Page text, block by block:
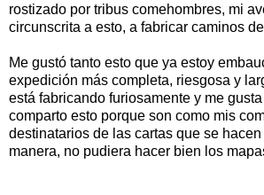
rostizado por tribus comehombres, mi
circunscrita a esto, a fabricar caminos
Me gustó tanto esto que ya estoy
expedición más completa, riesgosa y
está fabricando furiosamente y me
comparto esto porque son como mis
destinatarios de las cartas que se
manera, no pudiera hacer bien los